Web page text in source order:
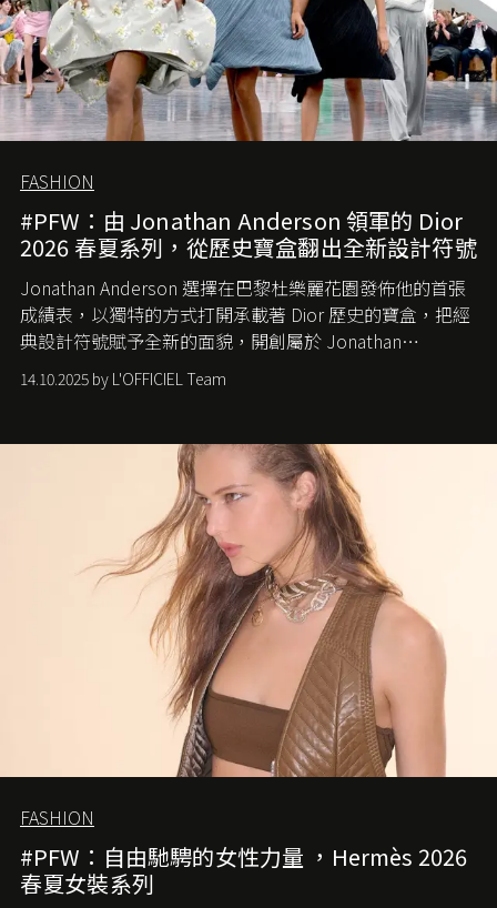
FASHION
#PFW：由 Jonathan Anderson 領軍的 Dior
2026 春夏系列，從歷史寶盒翻出全新設計符號
Jonathan Anderson 選擇在巴黎杜樂麗花園發佈他的首張
成績表，以獨特的方式打開承載著 Dior 歷史的寶盒，把經
典設計符號賦予全新的面貌，開創屬於 Jonathan
Anderson 的 Dior 時代。
14.10.2025 by L'OFFICIEL Team
FASHION
#PFW：自由馳騁的女性力量 ，Hermès 2026
春夏女裝系列